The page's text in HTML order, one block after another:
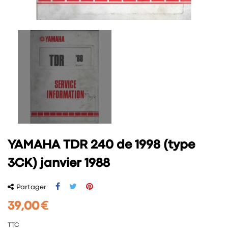
YAMAHA TDR 240 de 1998 (type
3CK) janvier 1988
Partager
39,00 €
TTC